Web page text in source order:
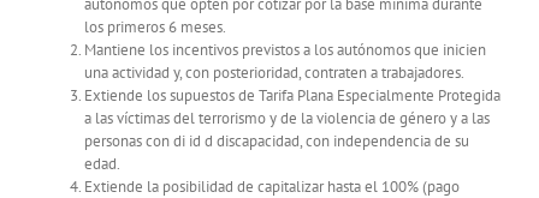
autónomos que opten por cotizar por la base mínima durante
los primeros 6 meses.
Mantiene los incentivos previstos a los autónomos que inicien
una actividad y, con posterioridad, contraten a trabajadores.
Extiende los supuestos de Tarifa Plana Especialmente Protegida
a las víctimas del terrorismo y de la violencia de género y a las
personas con di id d discapacidad, con independencia de su
edad.
Extiende la posibilidad de capitalizar hasta el 100% (pago